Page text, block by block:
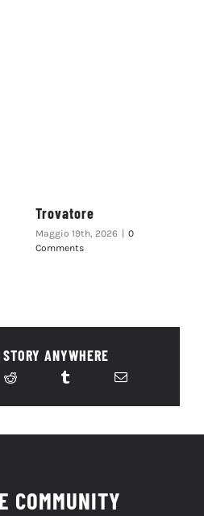
Trovatore
Maggio 19th, 2026
0
Comments
ANYWHERE
COMMUNITY